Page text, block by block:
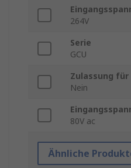
264V
Serie
GCU
Zulassung
Nein
80V ac
Ähnliche